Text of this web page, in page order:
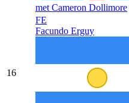
met Cameron Dollimore
16
FE
Facundo Erguy